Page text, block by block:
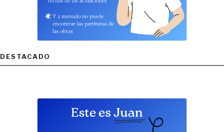
DESTACADO